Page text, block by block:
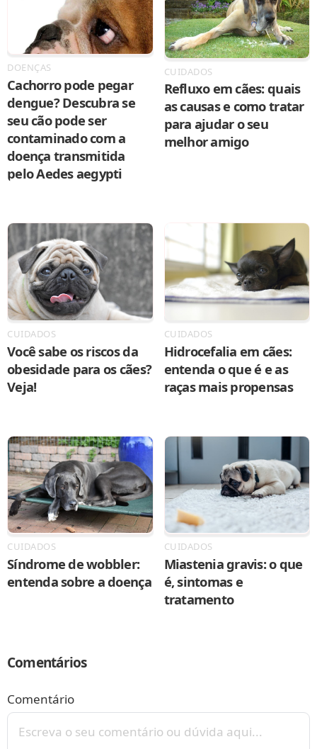
DOENÇAS
Cachorro pode pegar
dengue? Descubra se
seu cão pode ser
contaminado com a
doença transmitida
pelo Aedes aegypti
CUIDADOS
Refluxo em cães: quais
as causas e como tratar
para ajudar o seu
melhor amigo
CUIDADOS
Você sabe os riscos da
obesidade para os cães?
Veja!
CUIDADOS
Hidrocefalia em cães:
entenda o que é e as
raças mais propensas
CUIDADOS
Síndrome de wobbler:
entenda sobre a doença
CUIDADOS
Miastenia gravis: o que
é, sintomas e
tratamento
Comentários
Comentário